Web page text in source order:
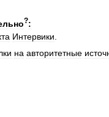
?:
Интервики
на авторитетные